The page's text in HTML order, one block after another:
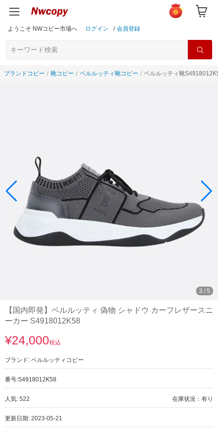
ようこそ NWコピー市場へ ログイン / 会員登録
ブランドコピー 靴コピー ベルルッティ靴コピー ベルルッティ靴
3 / 5
【国内即発】ベルルッティ 偽物 シャドウ カーフレザースニ
ーカー S4918012K58
¥24,000税込
ブランド: ベルルッティコピー
番号:S4918012K58
人気: 522 在庫状況：有り
更新日期: 2023-05-21